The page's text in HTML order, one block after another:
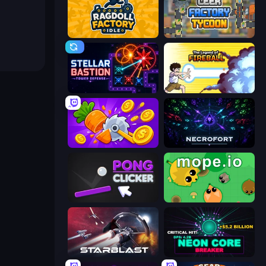
Ragdoll Factory Idle Leek Factory Tycoon
Stellar Bastion Legend Of Fireball
Farm Ring Idle Necrofort
Pong Clicker Mope.io
StarBlast Neon Core Breaker